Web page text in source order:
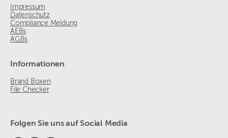
Impressum
Datenschutz
Compliance Meldung
AEBs
AGBs
Informationen
Brand Boxen
File Checker
Folgen Sie uns auf Social Media